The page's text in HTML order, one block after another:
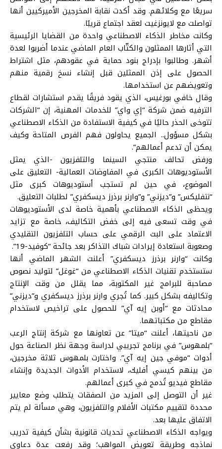
سريعًا مع وكلائهم. وقد أكدت نقابة المخرجين الأميركيين أنها
تواصلت مع لايونزغيت لعقد اجتماع قريبًا.
وكانت مخاطر الذكاء الاصطناعي واحدة من القضايا الرئيسية
التي أثارها الممثلون والكتّاب العام الماضي عندما أضربوا لعدة
أشهر. وطالبوا بإدراج بنود حماية في عقودهم، مثل اشتراط
الحصول على إذن الممثلين قبل إنشاء نسخ رقمية منهم
وتعويضهم عن استخدامها.
وقال خافي بورغيس، الذي يقود فريقًا يقدم استشارات لقطاع
الترفيه ضمن شركة “إي واي” للخدمات المهنية، إن “الشركات
تتوخى الحذر حاليًا في كيفية الاستفادة من الذكاء الاصطناعي
بشكل مسؤول.. الجميع يحاولون فهم الفرص المتاحة وكيف
يمكن أن تدعم أعمالهم”.
ورفض تحالف منتجي السينما والتلفزيون -الذي يمثل
الأستوديوهات الكبرى في المفاوضات العمالية- التعليق على
الموضوع، في حين لم تستجب أستوديوهات كبرى مثل
“نتفليكس” و”ديزني” و”وارنر برذرز ديسكفري” لطلبات التعليق.
ويحظى الذكاء الاصطناعي بأهمية خاصة لدى الأستوديوهات
في وقت تسعى فيه إلى خفض التكاليف، خاصة مع تزايد
الاعتماد على البث الرقمي على حساب التلفزيون التقليدي
وصعوبة استعادة إيرادات شباك التذاكر بعد جائحة “كوفيد-19”.
وكانت “وارنر برذرز ديسكفري” أعلنت الشهر الماضي أنها
ستستخدم تقنيات الذكاء الاصطناعي من “غوغل” لتوليد نصوص
مصاحبة للبرامج غير المكتوبة، مما يقلل من وقت الإنتاج
وتكاليفه بشكل كبير. كما تُجري وارنر برذرز ديسكفري و”ديزني”
محادثات مع “أوبن إيه آي” للحصول على تراخيص لاستخدام
مقاطع من مكتباتهما.
من ناحيتها، أعلنت “ميتا” عن تعاونها مع شركة إنتاج الرعب
“بلمهوس” في برنامج تجريبي لدراسة وجهة نظر الصناعة حول
أدوات “موفي جين إيه آي”. واختارت بلمهوس ثلاثة مخرجين،
من بينهم كيسي أفليك، لاستخدام الأدوات الجديدة وإنشاء
مقاطع فيديو تُدمج في كبرى أعمالهم.
غير أن التوصل إلى المزيد من الصفقات يتطلب وضع معايير
محددة لتقييم مكتبات الأفلام والتلفزيون، وهي مسألة لم يتم
الاتفاق عليها بعد.
ويواجه الذكاء الاصطناعي تحديات قانونية بشأن كيفية تدريب
نماذجه وطريقة تعويض المواهب؛ وقد رفعت عدة دعاوى